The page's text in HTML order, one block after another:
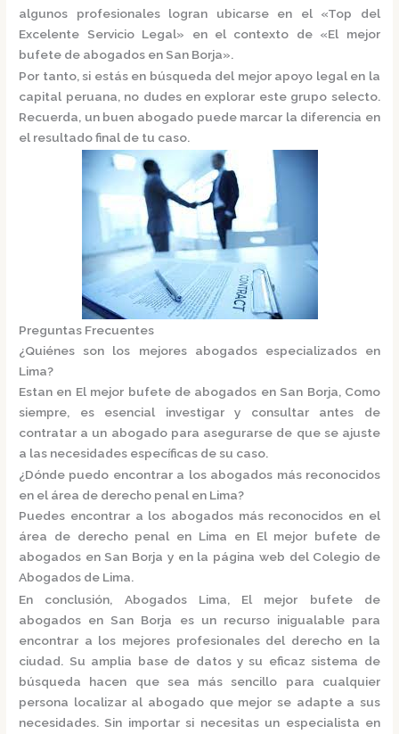
algunos profesionales logran ubicarse en el «Top del
Excelente Servicio Legal» en el contexto de «El mejor
bufete de abogados en San Borja».
Por tanto, si estás en búsqueda del mejor apoyo legal en la
capital peruana, no dudes en explorar este grupo selecto.
Recuerda, un buen abogado puede marcar la diferencia en
el resultado final de tu caso.
Preguntas Frecuentes
¿Quiénes son los mejores abogados especializados en
Lima?
Estan en El mejor bufete de abogados en San Borja, Como
siempre, es esencial investigar y consultar antes de
contratar a un abogado para asegurarse de que se ajuste
a las necesidades específicas de su caso.
¿Dónde puedo encontrar a los abogados más reconocidos
en el área de derecho penal en Lima?
Puedes encontrar a los abogados más reconocidos en el
área de derecho penal en Lima en El mejor bufete de
abogados en San Borja y en la página web del Colegio de
Abogados de Lima.
En conclusión, Abogados Lima, El mejor bufete de
abogados en San Borja es un recurso inigualable para
encontrar a los mejores profesionales del derecho en la
ciudad. Su amplia base de datos y su eficaz sistema de
búsqueda hacen que sea más sencillo para cualquier
persona localizar al abogado que mejor se adapte a sus
necesidades. Sin importar si necesitas un especialista en